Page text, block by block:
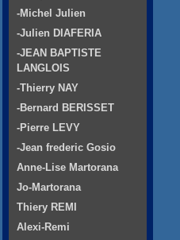
-Michel Julien
-Julien DIAFERIA
-JEAN BAPTISTE
LANGLOIS
-Thierry NAY
-Bernard BERISSET
-Pierre LEVY
-Jean frederic Gosio
Anne-Lise Martorana
Jo-Martorana
Thiery REMI
Alexi-Remi